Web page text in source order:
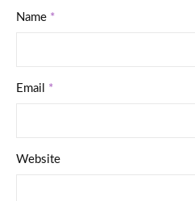
Name *
Email *
Website